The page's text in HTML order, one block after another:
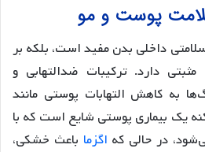
پوست و مو
داخلی بدن مفید است، بلکه بر
دارد. ترکیبات ضدالتهابی و
به کاهش التهابات پوستی مانند
یک بیماری پوستی شایع است که با
در حالی که اگزما باعث خشکی،